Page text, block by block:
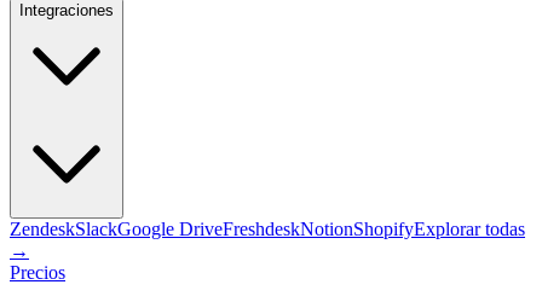
Integraciones
ZendeskSlackGoogle DriveFreshdeskNotionShopifyExplorar todas
→
Precios